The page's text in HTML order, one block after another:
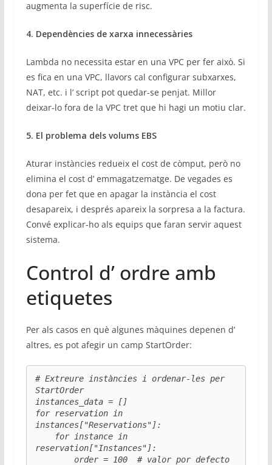
augmenta la superfície de risc.
4. Dependències de xarxa innecessàries
Lambda no necessita estar en una VPC per fer això. Si
es fica en una VPC, llavors cal configurar subxarxes,
NAT, etc. i l’ script pot quedar-se penjat. Millor
deixar-lo fora de la VPC tret que hi hagi un motiu clar.
5. El problema dels volums EBS
Aturar instàncies redueix el cost de còmput, però no
elimina el cost d’ emmagatzematge. De vegades es
dona per fet que en apagar la instància el cost
desapareix, i després apareix la sorpresa a la factura.
Convé explicar-ho als equips que faran servir aquest
sistema.
Control d’ ordre amb
etiquetes
Per als casos en què algunes màquines depenen d’
altres, es pot afegir un camp StartOrder:
# Extreure instàncies i ordenar-les per
StartOrder
instances_data = []
for reservation in
instances["Reservations"]:
for instance in
reservation["Instances"]:
order = 100  # valor por defecto